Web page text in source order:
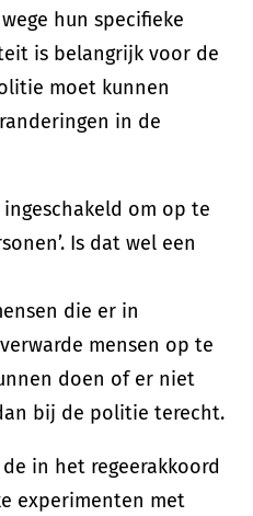
hun specifieke
is belangrijk voor de
moet kunnen
in de
om op te
Is dat wel een
die er in
mensen op te
doen of er niet
bij de politie terecht.
in het regeerakkoord
experimenten met